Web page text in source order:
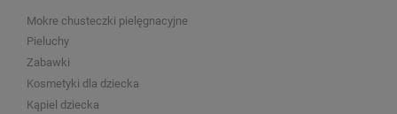
Mokre chusteczki pielęgnacyjne
Pieluchy
Zabawki
Kosmetyki dla dziecka
Kąpiel dziecka